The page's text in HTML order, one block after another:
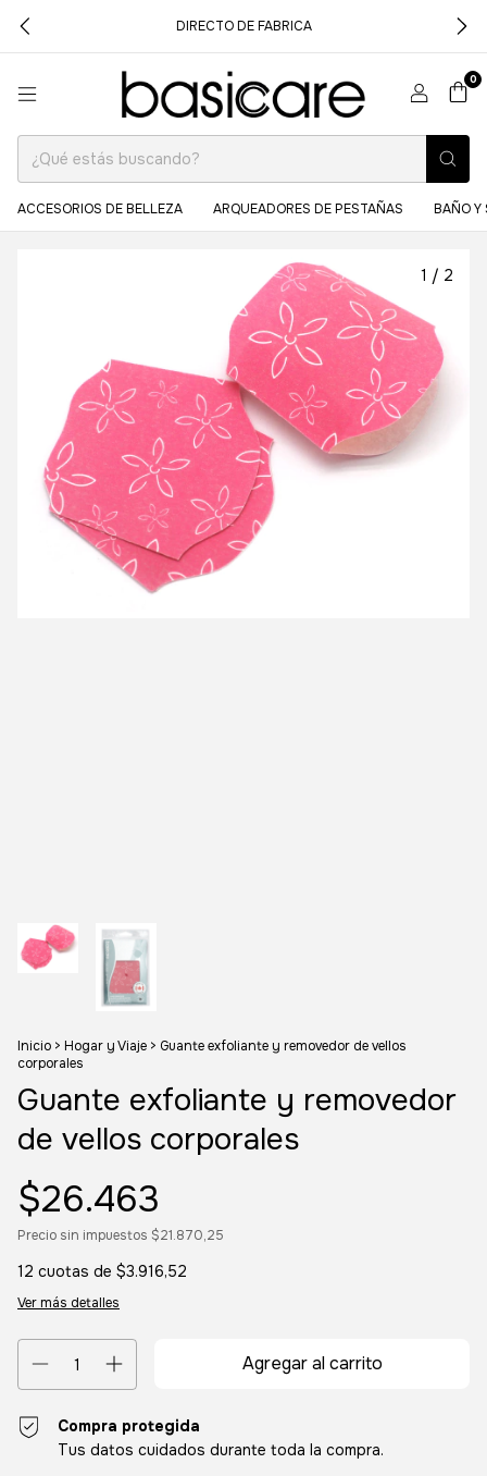
DIRECTO DE FABRICA
0
ACCESORIOS DE BELLEZA ARQUEADORES DE PESTAÑAS BAÑO Y
1 / 2
Inicio > Hogar y Viaje > Guante exfoliante y removedor de vellos
corporales
Guante exfoliante y removedor
de vellos corporales
$26.463
Precio sin impuestos $21.870,25
12 cuotas de $3.916,52
Ver más detalles
Compra protegida
Tus datos cuidados durante toda la compra.